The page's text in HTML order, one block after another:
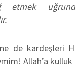
etmek
de kardeşleri
Allah’a kulluk